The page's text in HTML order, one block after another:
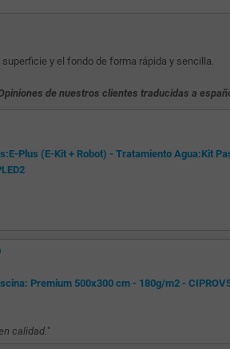
y el fondo de forma rápida y sencilla.
de nuestros clientes traducidas a
Plus (E-Kit + Robot) - Tratamiento Agua:Kit
Premium 500x300 cm - 180g/m2 -
calidad."